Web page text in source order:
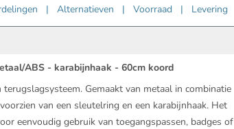
| Alternatieven | Voorraad | Levering
ABS - karabijnhaak - 60cm koord
Gemaakt van metaal in combinatie
van een sleutelring en een karabijnhaak. Het
eenvoudig gebruik van toegangspassen, badges of